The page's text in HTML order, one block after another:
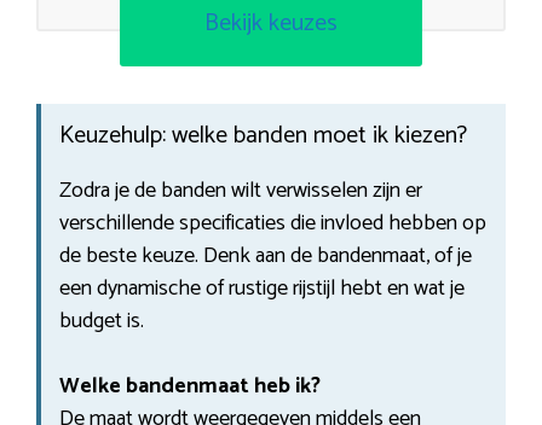
Bekijk keuzes
Keuzehulp: welke banden moet ik kiezen?
Zodra je de banden wilt verwisselen zijn er
verschillende specificaties die invloed hebben op
de beste keuze. Denk aan de bandenmaat, of je
een dynamische of rustige rijstijl hebt en wat je
budget is.
Welke bandenmaat heb ik?